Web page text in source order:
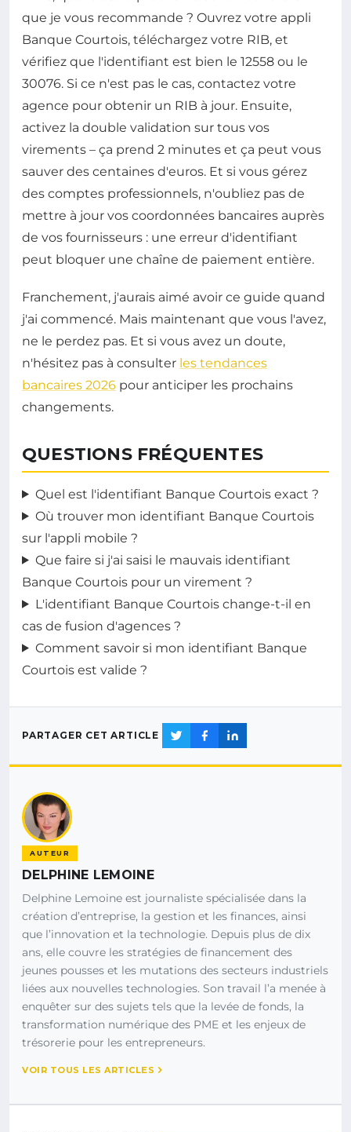
que je vous recommande ? Ouvrez votre appli
Banque Courtois, téléchargez votre RIB, et
vérifiez que l'identifiant est bien le 12558 ou le
30076. Si ce n'est pas le cas, contactez votre
agence pour obtenir un RIB à jour. Ensuite,
activez la double validation sur tous vos
virements – ça prend 2 minutes et ça peut vous
sauver des centaines d'euros. Et si vous gérez
des comptes professionnels, n'oubliez pas de
mettre à jour vos coordonnées bancaires auprès
de vos fournisseurs : une erreur d'identifiant
peut bloquer une chaîne de paiement entière.
Franchement, j'aurais aimé avoir ce guide quand
j'ai commencé. Mais maintenant que vous l'avez,
ne le perdez pas. Et si vous avez un doute,
n'hésitez pas à consulter les tendances
bancaires 2026 pour anticiper les prochains
changements.
QUESTIONS FRÉQUENTES
Quel est l'identifiant Banque Courtois exact ?
Où trouver mon identifiant Banque Courtois
sur l'appli mobile ?
Que faire si j'ai saisi le mauvais identifiant
Banque Courtois pour un virement ?
L'identifiant Banque Courtois change-t-il en
cas de fusion d'agences ?
Comment savoir si mon identifiant Banque
Courtois est valide ?
PARTAGER CET ARTICLE
AUTEUR
DELPHINE LEMOINE
Delphine Lemoine est journaliste spécialisée dans la
création d’entreprise, la gestion et les finances, ainsi
que l’innovation et la technologie. Depuis plus de dix
ans, elle couvre les stratégies de financement des
jeunes pousses et les mutations des secteurs industriels
liées aux nouvelles technologies. Son travail l’a menée à
enquêter sur des sujets tels que la levée de fonds, la
transformation numérique des PME et les enjeux de
trésorerie pour les entrepreneurs.
VOIR TOUS LES ARTICLES